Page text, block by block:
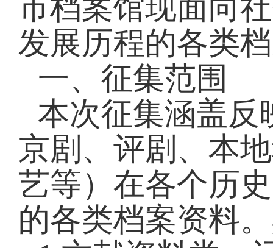
市档案馆现面向
发展历程的各类
一、征集范围
本次征集涵盖反
京剧、评剧、本
艺等）在各个历
的各类档案资料